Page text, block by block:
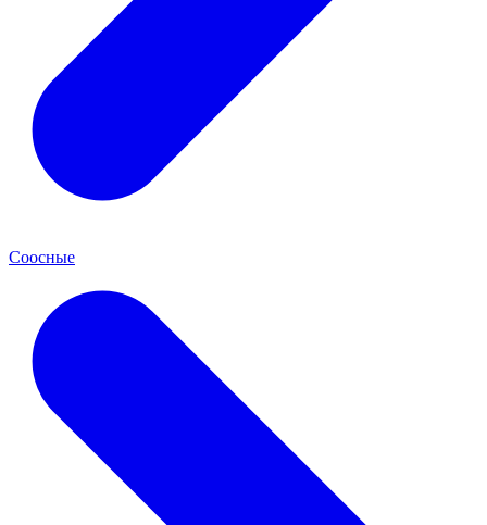
Соосные